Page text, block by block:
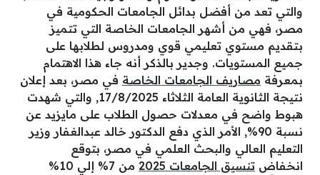
والتي تعد من أفضل بدائل الجامعات الحكومية في
مصر، فهي من أشهر الجامعات الخاصة التي تتميز
بتقديم مستوي تعليمي قوي ومدروس لطلابها على
جميع المستويات. وجدير بالذكر أنه جاء هذا الاهتمام
بمعرفة مصاريف الجامعات الخاصة في مصر، بعد إعلان
نتيجة الثانوية العامة الثلاثاء 17/8/2025, والتي شهدت
هبوط واضح في معدلات حصول الطلاب على مايزيد عن
نسبة 90%, الأمر الذي دفع الدكتور خالد عبدالغفار وزير
التعليم العالي والبحث العلمي في مصر، بتوقع
انخفاض تنسيق الجامعات 2025
من 7% إلي 10%